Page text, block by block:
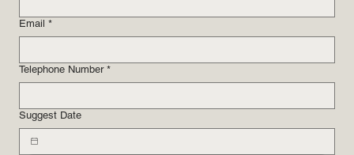
Email *
Telephone Number *
Suggest Date